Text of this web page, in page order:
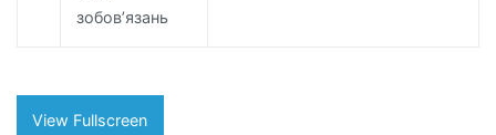
зобов’язань
View Fullscreen